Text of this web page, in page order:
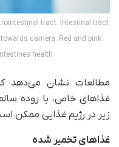
tract. Intestinal tract
camera. Red and pink
health.
مطالعات نشان می‌دهد
غذاهای خاص، با روده
زیر در رژیم غذایی ممکن
غذاهای تخمیر شده